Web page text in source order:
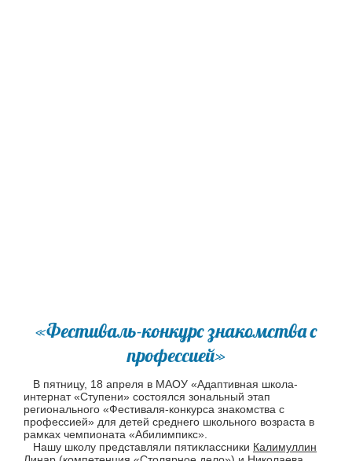
«Фестиваль-конкурс знакомства с
профессией»
В пятницу, 18 апреля в МАОУ «Адаптивная школа-
интернат «Ступени» состоялся зональный этап
регионального «Фестиваля-конкурса знакомства с
профессией» для детей среднего школьного возраста в
рамках чемпионата «Абилимпикс».
Нашу школу представляли пятиклассники Калимуллин